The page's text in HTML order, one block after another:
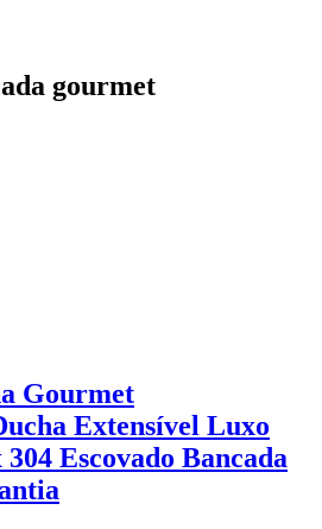
gourmet
Gourmet
Extensível Luxo
Escovado Bancada